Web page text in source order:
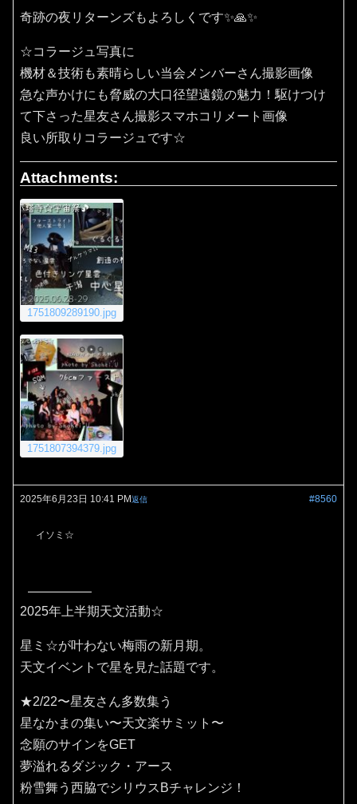
奇跡の夜リターンズもよろしくです✨🙏✨️
☆コラージュ写真に
機材＆技術も素晴らしい当会メンバーさん撮影画像
急な声かけにも脅威の大口径望遠鏡の魅力！駆けつけ
て下さった星友さん撮影スマホコリメート画像
良い所取りコラージュです☆
Attachments:
1751809289190.jpg
1751807394379.jpg
2025年6月23日 10:41 PM #8560
返信
イソミ☆
2025年上半期天文活動☆
星ミ☆が叶わない梅雨の新月期。
天文イベントで星を見た話題です。
★2/22〜星友さん多数集う
星なかまの集い〜天文楽サミット〜
念願のサインをGET
夢溢れるダジック・アース
粉雪舞う西脇でシリウスBチャレンジ！